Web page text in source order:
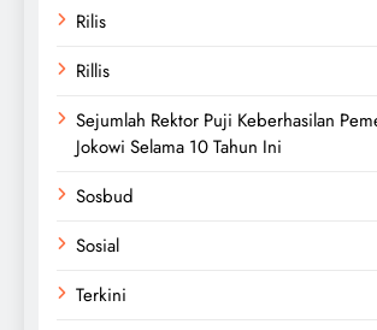
Rilis
Rillis
Sejumlah Rektor Puji Keberhasilan
Jokowi Selama 10 Tahun Ini
Sosbud
Sosial
Terkini